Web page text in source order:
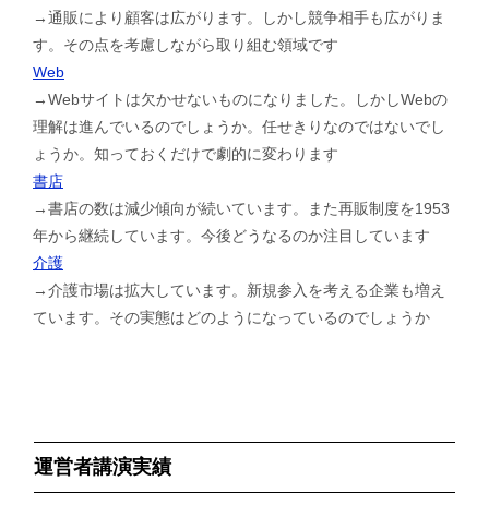
→通販により顧客は広がります。しかし競争相手も広がりま
す。その点を考慮しながら取り組む領域です
Web
→Webサイトは欠かせないものになりました。しかしWebの
理解は進んでいるのでしょうか。任せきりなのではないでし
ょうか。知っておくだけで劇的に変わります
書店
→書店の数は減少傾向が続いています。また再販制度を1953
年から継続しています。今後どうなるのか注目しています
介護
→介護市場は拡大しています。新規参入を考える企業も増え
ています。その実態はどのようになっているのでしょうか
運営者講演実績